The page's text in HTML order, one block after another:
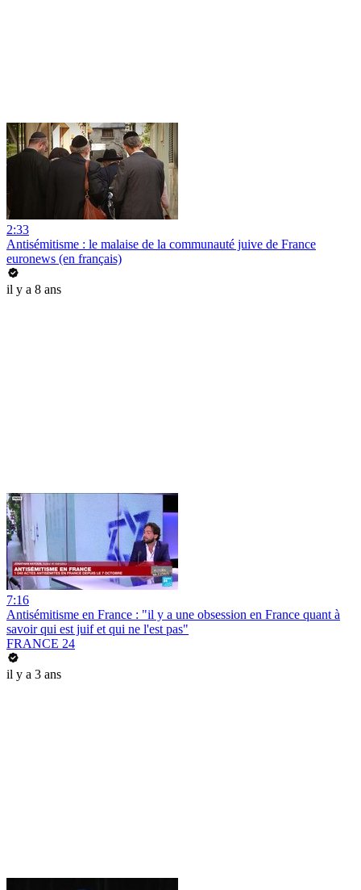
2:33
Antisémitisme : le malaise de la communauté juive de France
euronews (en français)
il y a 8 ans
7:16
Antisémitisme en France : "il y a une obsession en France quant à
savoir qui est juif et qui ne l'est pas"
FRANCE 24
il y a 3 ans